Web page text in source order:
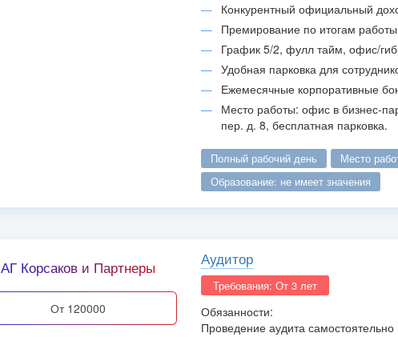
Конкурентный официальный
Премирование по итогам
График 5/2, фулл тайм, офис/
Удобная парковка для
Ежемесячные корпоративные
Место работы: офис в бизнес-
пер. д. 8, бесплатная парковка.
полный рабочий день
место
образование: не имеет значения
АГ Корсаков и Партнеры
от 120000
Аудитор
Требования: От 3 лет
Обязанности:
Проведение аудита самостоятельно